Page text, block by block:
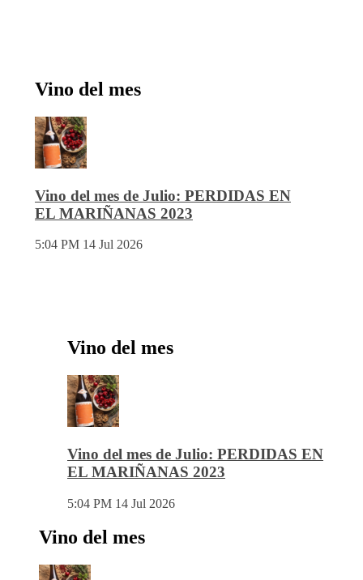
Vino del mes
Vino del mes de Julio: PERDIDAS EN
EL MARIÑANAS 2023
5:04 PM 14 Jul 2026
Vino del mes
Vino del mes de Julio: PERDIDAS EN
EL MARIÑANAS 2023
5:04 PM 14 Jul 2026
Vino del mes